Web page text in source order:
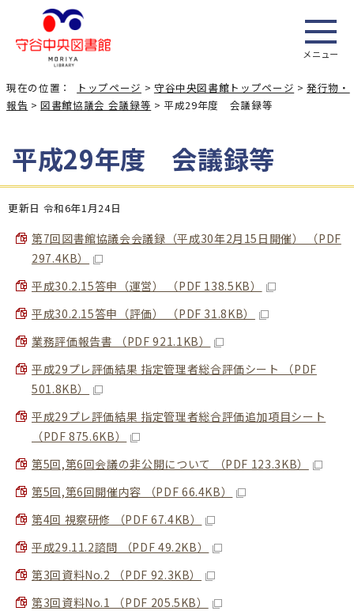
メニュー
現在の位置： トップページ > 守谷中央図書館トップページ >発行物・
報告 >図書館協議会 会議録等 > 平成29年度 会議録等
平成29年度 会議録等
更新日 令和6年1月24日
第7回図書館協議会会議録（平成30年2月15日開催） （PDF
297.4KB）
平成30.2.15答申（運営） （PDF 138.5KB）
平成30.2.15答申（評価） （PDF 31.8KB）
業務評価報告書 （PDF 921.1KB）
平成29プレ評価結果 指定管理者総合評価シート （PDF
501.8KB）
平成29プレ評価結果 指定管理者総合評価追加項目シート
（PDF 875.6KB）
第5回,第6回会議の非公開について （PDF 123.3KB）
第5回,第6回開催内容 （PDF 66.4KB）
第4回 視察研修 （PDF 67.4KB）
平成29.11.2諮問 （PDF 49.2KB）
第3回資料No.2 （PDF 92.3KB）
第3回資料No.1 （PDF 205.5KB）